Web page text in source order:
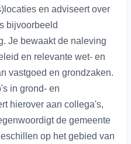
en adviseert over
bijvoorbeeld
Je bewaakt de naleving
en relevante wet- en
vastgoed en grondzaken.
in grond- en
hierover aan collega's,
de gemeente
op het gebied van